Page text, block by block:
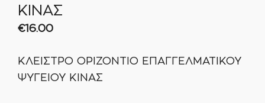
ΚΙΝΑΣ
€16.00
ΚΛΕΙΣΤΡΟ ΟΡΙΖΟΝΤΙΟ ΕΠΑΓΓΕΛΜΑΤΙΚΟΥ
ΨΥΓΕΙΟΥ ΚΙΝΑΣ